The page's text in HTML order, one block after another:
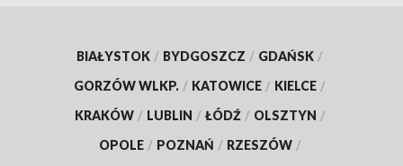
BIAŁYSTOK / BYDGOSZCZ / GDAŃSK /
GORZÓW WLKP. / KATOWICE / KIELCE /
KRAKÓW / LUBLIN / ŁÓDŹ / OLSZTYN /
OPOLE / POZNAŃ / RZESZÓW /